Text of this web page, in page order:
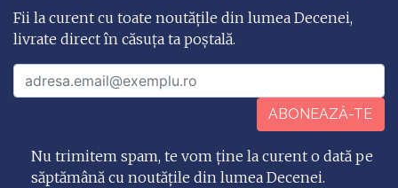
Fii la curent cu toate noutățile din lumea Decenei,
livrate direct în căsuța ta poștală.
ABONEAZĂ-TE
Nu trimitem spam, te vom ține la curent o dată pe
săptămână cu noutățile din lumea Decenei.